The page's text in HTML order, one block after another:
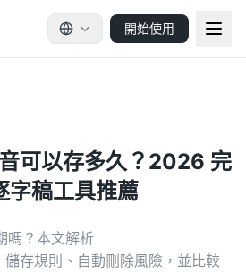
開始使用
可以存多久？2026 完
字稿工具推薦
嗎？本文解析
存規則、自動刪除風險，並比較